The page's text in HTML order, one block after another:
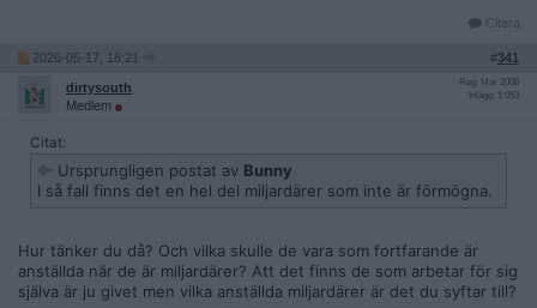
Citera
2026-05-17, 18:21 #341
dirtysouth
Medlem
Reg: Mar 2008
Inlägg: 1 053
Citat:
Ursprungligen postat av Bunny
I så fall finns det en hel del miljardärer som inte är förmögna.
Hur tänker du då? Och vilka skulle de vara som fortfarande är
anställda när de är miljardärer? Att det finns de som arbetar för sig
själva är ju givet men vilka anställda miljardärer är det du syftar till?